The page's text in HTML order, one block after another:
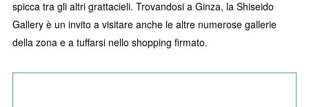
spicca tra gli altri grattacieli. Trovandosi a Ginza, la Shiseido
Gallery è un invito a visitare anche le altre numerose gallerie
della zona e a tuffarsi nello shopping firmato.